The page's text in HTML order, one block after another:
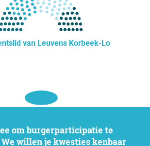
van Leuvens Korbeek-Lo
willen je kwesties kenbaar